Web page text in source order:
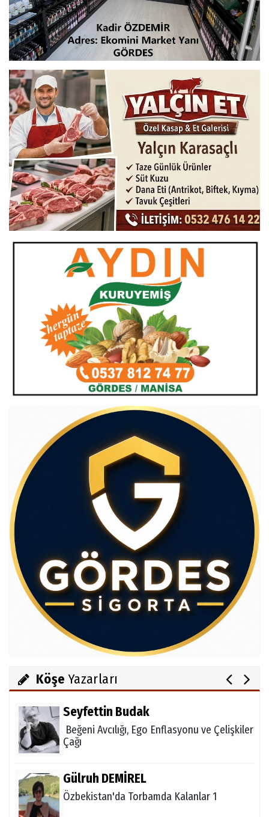
Köşe Yazarları
Av.Cenap GÜVEN
Gördesli Şair Alim Atay
Salih OKKALI
Seyfettin Budak
Beğeni Avcılığı, Ego Enflasyonu ve Çelişkiler
Çağı
Gülruh DEMİREL
Özbekistan'da Torbamda Kalanlar 1